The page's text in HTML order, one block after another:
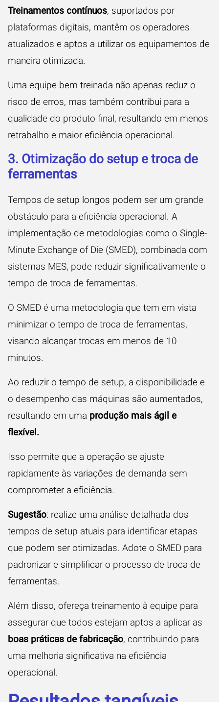
Treinamentos contínuos, suportados por
plataformas digitais, mantêm os operadores
atualizados e aptos a utilizar os equipamentos de
maneira otimizada.
Uma equipe bem treinada não apenas reduz o
risco de erros, mas também contribui para a
qualidade do produto final, resultando em menos
retrabalho e maior eficiência operacional.
3. Otimização do setup e troca de
ferramentas
Tempos de setup longos podem ser um grande
obstáculo para a eficiência operacional. A
implementação de metodologias como o Single-
Minute Exchange of Die (SMED), combinada com
sistemas MES, pode reduzir significativamente o
tempo de troca de ferramentas.
O SMED é uma metodologia que tem em vista
minimizar o tempo de troca de ferramentas,
visando alcançar trocas em menos de 10
minutos.
Ao reduzir o tempo de setup, a disponibilidade e
o desempenho das máquinas são aumentados,
resultando em uma produção mais ágil e
flexível .
Isso permite que a operação se ajuste
rapidamente às variações de demanda sem
comprometer a eficiência.
Sugestão: realize uma análise detalhada dos
tempos de setup atuais para identificar etapas
que podem ser otimizadas. Adote o SMED para
padronizar e simplificar o processo de troca de
ferramentas.
Além disso, ofereça treinamento à equipe para
assegurar que todos estejam aptos a aplicar as
boas práticas de fabricação, contribuindo para
uma melhoria significativa na eficiência
operacional.